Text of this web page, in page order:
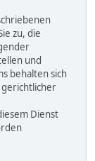
zu, die
und
behalten sich
gerichtlicher
Dienst